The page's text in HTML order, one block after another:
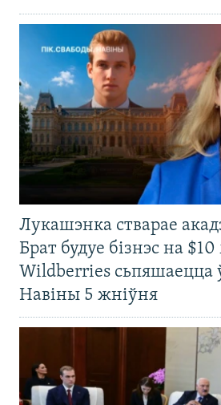
Лукашэнка стварае
Брат будуе бізнэс на
Wildberries сьпяшаецца
Навіны 5 жніўня